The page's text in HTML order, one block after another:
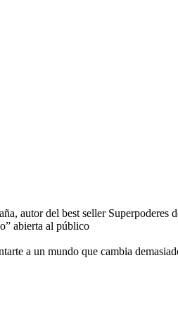
autor del best seller Superpoderes
abierta al público
a un mundo que cambia